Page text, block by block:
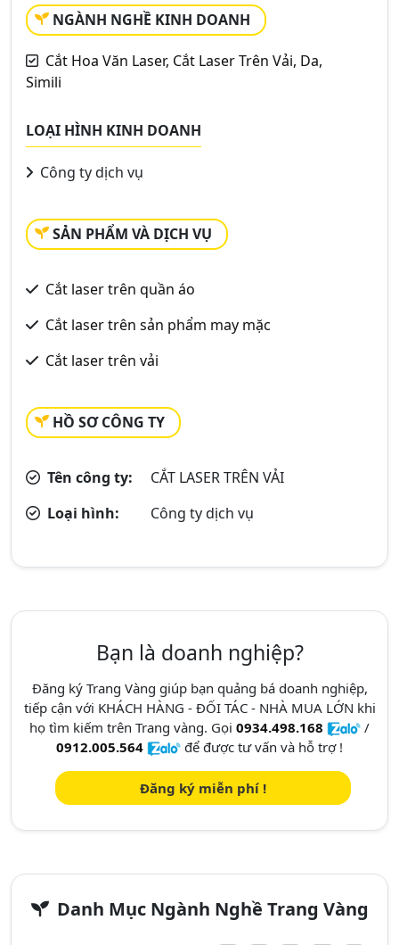
NGÀNH NGHỀ KINH DOANH
Cắt Hoa Văn Laser, Cắt Laser Trên Vải, Da,
Simili
LOẠI HÌNH KINH DOANH
Công ty dịch vụ
SẢN PHẨM VÀ DỊCH VỤ
Cắt laser trên quần áo
Cắt laser trên sản phẩm may mặc
Cắt laser trên vải
HỒ SƠ CÔNG TY
Tên công ty:
CẮT LASER TRÊN VẢI
Loại hình:
Công ty dịch vụ
Bạn là doanh nghiệp?
Đăng ký Trang Vàng giúp bạn quảng bá doanh nghiệp,
tiếp cận với KHÁCH HÀNG - ĐỐI TÁC - NHÀ MUA LỚN khi
họ tìm kiếm trên Trang vàng. Gọi 0934.498.168
/
0912.005.564
để được tư vấn và hỗ trợ !
Đăng ký miễn phí !
Danh Mục Ngành Nghề Trang Vàng